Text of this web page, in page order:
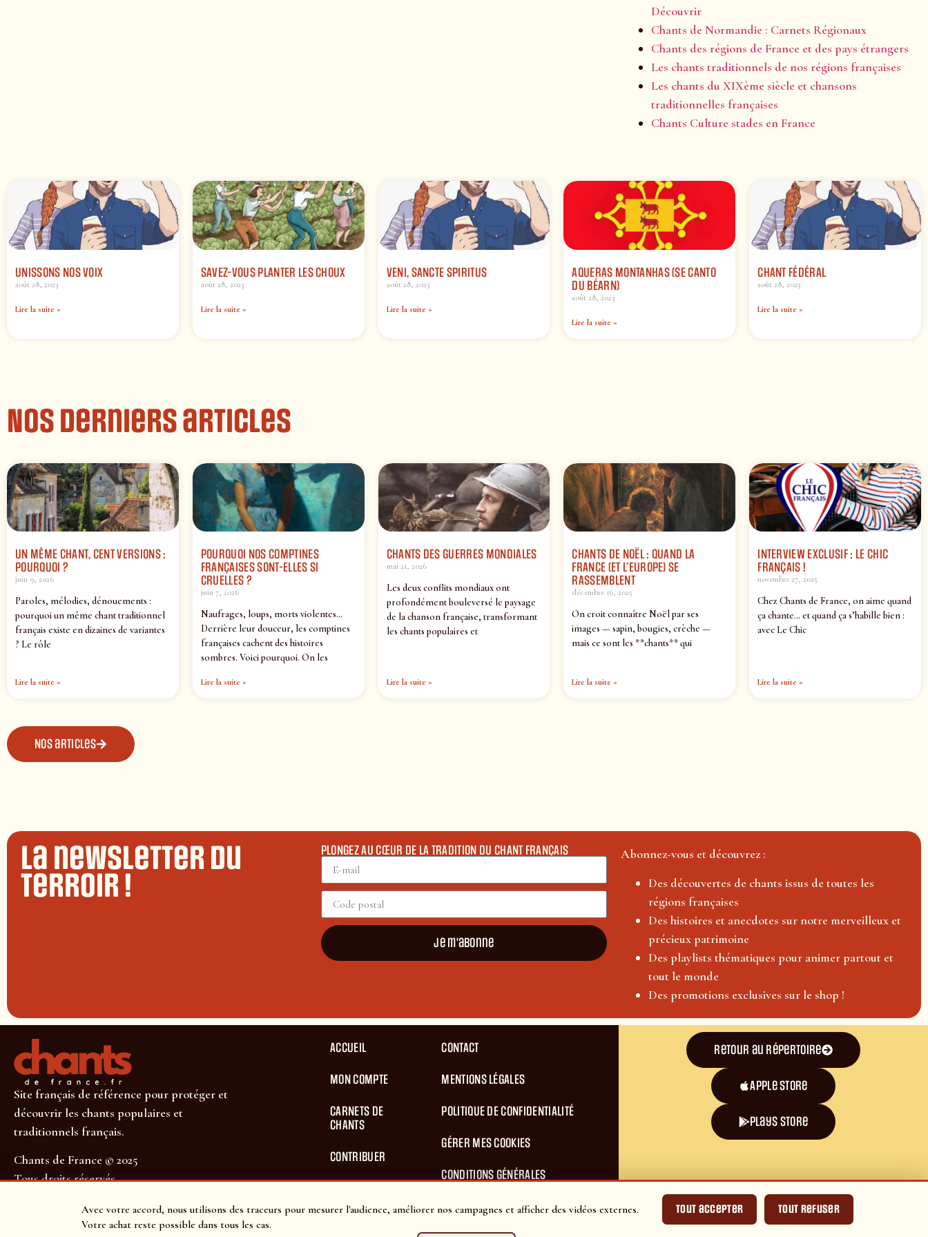
Avec votre accord, nous utilisons des traceurs pour mesurer l'audience, améliorer nos campagnes et afficher des vidéos externes.
Votre achat reste possible dans tous les cas.
Tout accepter Tout refuser
Découvrir
Chants de Normandie : Carnets Régionaux
Chants des régions de France et des pays étrangers
Les chants traditionnels de nos régions françaises
Les chants du XIXème siècle et chansons
traditionnelles françaises
Chants Culture stades en France
UNISSONS NOS VOIX
août 28, 2023
Lire la suite »
SAVEZ-VOUS PLANTER LES CHOUX
août 28, 2023
Lire la suite »
VENI, SANCTE SPIRITUS
août 28, 2023
Lire la suite »
AQUERAS MONTANHAS (SE CANTO
DU BÉARN)
août 28, 2023
Lire la suite »
CHANT FÉDÉRAL
août 28, 2023
Lire la suite »
Nos derniers articles
UN MÊME CHANT, CENT VERSIONS :
POURQUOI ?
juin 9, 2026
Paroles, mélodies, dénouements :
pourquoi un même chant traditionnel
français existe en dizaines de variantes
? Le rôle
Lire la suite »
POURQUOI NOS COMPTINES
FRANÇAISES SONT-ELLES SI
CRUELLES ?
juin 7, 2026
Naufrages, loups, morts violentes…
Derrière leur douceur, les comptines
françaises cachent des histoires
sombres. Voici pourquoi. On les
Lire la suite »
CHANTS DES GUERRES MONDIALES
mai 21, 2026
Les deux conflits mondiaux ont
profondément bouleversé le paysage
de la chanson française, transformant
les chants populaires et
Lire la suite »
CHANTS DE NOËL : QUAND LA
FRANCE (ET L’EUROPE) SE
RASSEMBLENT
décembre 16, 2025
On croit connaître Noël par ses
images — sapin, bougies, crèche —
mais ce sont les **chants** qui
Lire la suite »
INTERVIEW EXCLUSIF : LE CHIC
FRANÇAIS !
novembre 27, 2025
Chez Chants de France, on aime quand
ça chante… et quand ça s’habille bien :
avec Le Chic
Lire la suite »
Nos articles
La newsletter du
terroir !
PLONGEZ AU CŒUR DE LA TRADITION DU CHANT FRANÇAIS
Je m'abonne
Abonnez-vous et découvrez :
Des découvertes de chants issus de toutes les
régions françaises
Des histoires et anecdotes sur notre merveilleux et
précieux patrimoine
Des playlists thématiques pour animer partout et
tout le monde
Des promotions exclusives sur le shop !
Site français de référence pour protéger et
découvrir les chants populaires et
traditionnels français.
Chants de France © 2025
Tous droits réservés
SUIVEZ-NOUS POUR NE RIEN MANQUER !
ACCUEIL
MON COMPTE
CARNETS DE
CHANTS
CONTRIBUER
CONTACT
MENTIONS LÉGALES
POLITIQUE DE CONFIDENTIALITÉ
GÉRER MES COOKIES
CONDITIONS GÉNÉRALES
CONDITIONS GÉNÉRALES DE VENTES
Retour au répertoire
Apple Store
plays store